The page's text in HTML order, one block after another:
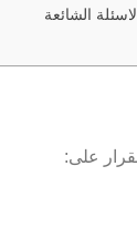
الشائعة
على: